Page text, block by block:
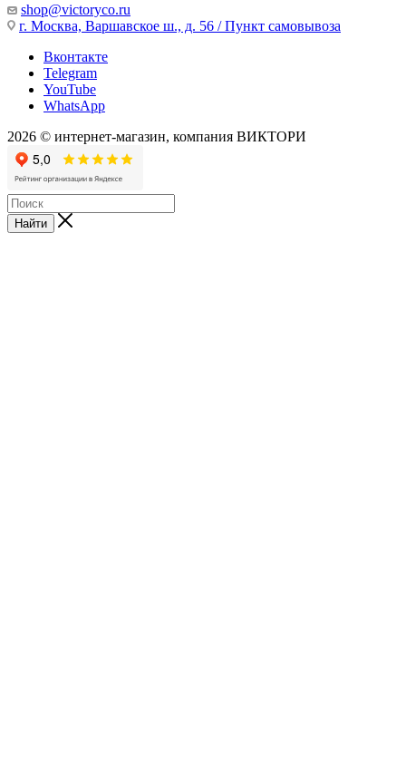
shop@victoryco.ru
г. Москва, Варшавское ш., д. 56 / Пункт самовывоза
Вконтакте
Telegram
YouTube
WhatsApp
2026 © интернет-магазин, компания ВИКТОРИ
Найти